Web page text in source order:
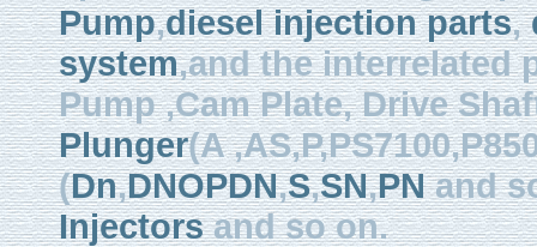
Pump,diesel injection parts,
system,and the interrelated
Pump ,Cam Plate, Drive
Plunger(A
(Dn,DNOPDN,S,SN,PNand
Injectorsand so on.